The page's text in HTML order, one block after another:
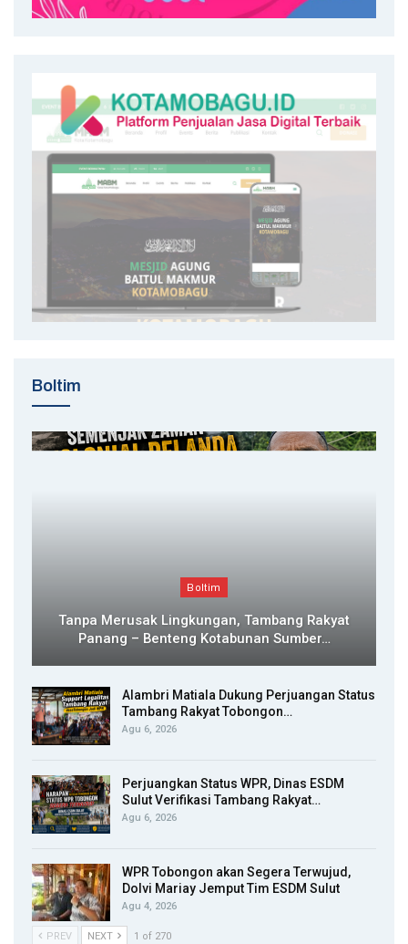
Boltim
Boltim
Tanpa Merusak Lingkungan, Tambang Rakyat
Panang – Benteng Kotabunan Sumber…
Alambri Matiala Dukung Perjuangan Status
Tambang Rakyat Tobongon…
Agu 6, 2026
Perjuangkan Status WPR, Dinas ESDM
Sulut Verifikasi Tambang Rakyat…
Agu 6, 2026
WPR Tobongon akan Segera Terwujud,
Dolvi Mariay Jemput Tim ESDM Sulut
Agu 4, 2026
PREV NEXT 1 of 270